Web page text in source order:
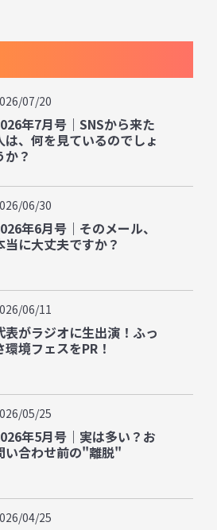
07/20
年7月号｜SNSから来た
は、何を見ているのでしょ
か？
06/30
年6月号｜そのメール、
当に大丈夫ですか？
06/11
表がラジオに生出演！ふっ
環境フェスをPR！
05/25
年5月号｜実は多い？お
い合わせ前の"離脱"
04/25